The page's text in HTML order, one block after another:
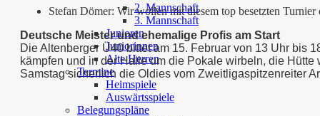
2. Mannschaft
3. Mannschaft
Junioren
Juniorinnen
Alte Herren
Termine
Heimspiele
Auswärtsspiele
Belegungspläne
Stefan Dömer: Wir wollen mit diesem top besetzten
Deutsche Meister und ehemalige Profis am Start
Die Altenberger Ü40 bittet am 15. Februar von 13 Uhr bis
kämpfen und in der Halle um die Pokale wirbeln, die
Samstag sicherlich die Oldies vom Zweitligaspitzenreiter